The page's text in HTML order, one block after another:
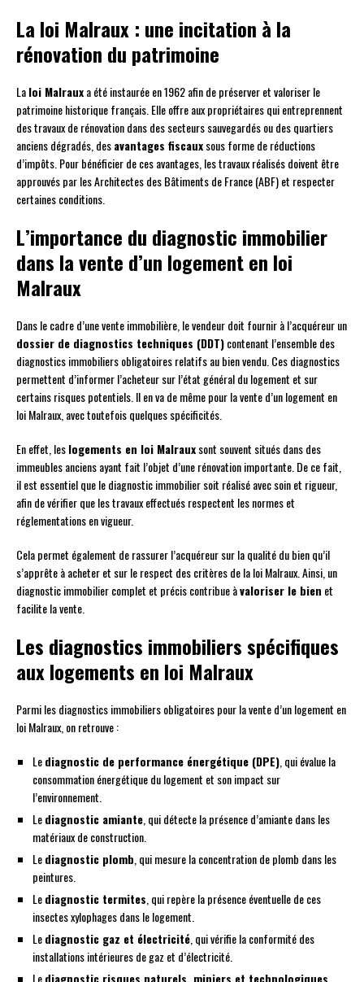
La loi Malraux : une incitation à la
rénovation du patrimoine
Laloi Malrauxa été instaurée en 1962 afin de préserver et valoriser le
patrimoine historique français. Elle offre aux propriétaires qui entreprennent
des travaux de rénovation dans des secteurs sauvegardés ou des quartiers
anciens dégradés, desavantages fiscauxsous forme de réductions
d’impôts. Pour bénéficier de ces avantages, les travaux réalisés doivent être
approuvés par les Architectes des Bâtiments de France (ABF) et respecter
certaines conditions.
L’importance du diagnostic immobilier
dans la vente d’un logement en loi
Malraux
Dans le cadre d’une vente immobilière, le vendeur doit fournir à l’acquéreur un
dossier de diagnostics techniques (DDT)contenant l’ensemble des
diagnostics immobiliers obligatoires relatifs au bien vendu. Ces diagnostics
permettent d’informer l’acheteur sur l’état général du logement et sur
certains risques potentiels. Il en va de même pour la vente d’un logement en
loi Malraux, avec toutefois quelques spécificités.
En effet, leslogements en loi Malrauxsont souvent situés dans des
immeubles anciens ayant fait l’objet d’une rénovation importante. De ce fait,
il est essentiel que le diagnostic immobilier soit réalisé avec soin et rigueur,
afin de vérifier que les travaux effectués respectent les normes et
réglementations en vigueur.
Cela permet également de rassurer l’acquéreur sur la qualité du bien qu’il
s’apprête à acheter et sur le respect des critères de la loi Malraux. Ainsi, un
diagnostic immobilier complet et précis contribue àvaloriser le bien et
facilite la vente.
Les diagnostics immobiliers spécifiques
aux logements en loi Malraux
Parmi les diagnostics immobiliers obligatoires pour la vente d’un logement en
loi Malraux, on retrouve :
Lediagnostic de performance énergétique (DPE) , qui évalue la
consommation énergétique du logement et son impact sur
l’environnement.
Lediagnostic amiante , qui détecte la présence d’amiante dans les
matériaux de construction.
Lediagnostic plomb , qui mesure la concentration de plomb dans les
peintures.
Lediagnostic termites , qui repère la présence éventuelle de ces
insectes xylophages dans le logement.
Lediagnostic gaz et électricité , qui vérifie la conformité des
installations intérieures de gaz et d’électricité.
Lediagnostic risques naturels, miniers et technologiques